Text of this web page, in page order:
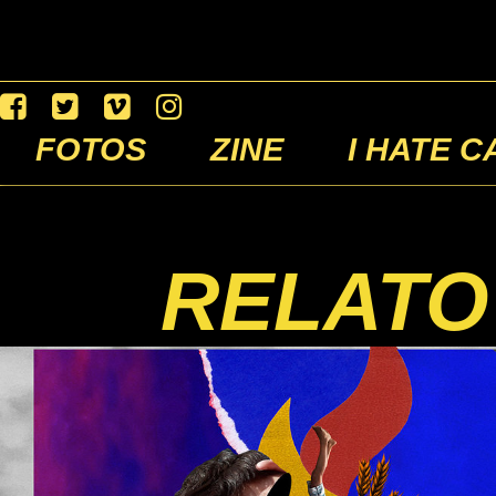
FOTOS ZINE I HATE